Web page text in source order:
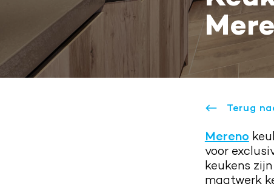
Terug
Mereno
voor
keukens
maatwerk